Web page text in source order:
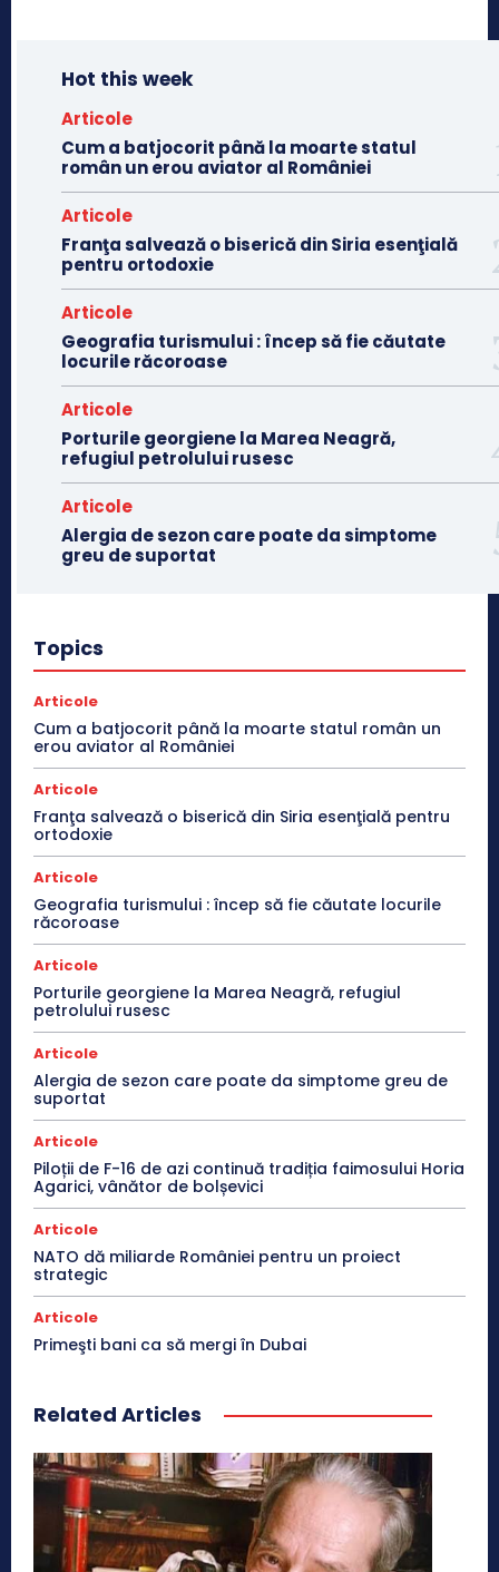
Hot this week
Articole
Cum a batjocorit până la moarte statul
român un erou aviator al României
Articole
Franţa salvează o biserică din Siria esenţială
pentru ortodoxie
Articole
Geografia turismului : încep să fie căutate
locurile răcoroase
Articole
Porturile georgiene la Marea Neagră,
refugiul petrolului rusesc
Articole
Alergia de sezon care poate da simptome
greu de suportat
Topics
Articole
Cum a batjocorit până la moarte statul român un
erou aviator al României
Articole
Franţa salvează o biserică din Siria esenţială pentru
ortodoxie
Articole
Geografia turismului : încep să fie căutate locurile
răcoroase
Articole
Porturile georgiene la Marea Neagră, refugiul
petrolului rusesc
Articole
Alergia de sezon care poate da simptome greu de
suportat
Articole
Piloții de F-16 de azi continuă tradiția faimosului Horia
Agarici, vânător de bolșevici
Articole
NATO dă miliarde României pentru un proiect
strategic
Articole
Primeşti bani ca să mergi în Dubai
Related Articles